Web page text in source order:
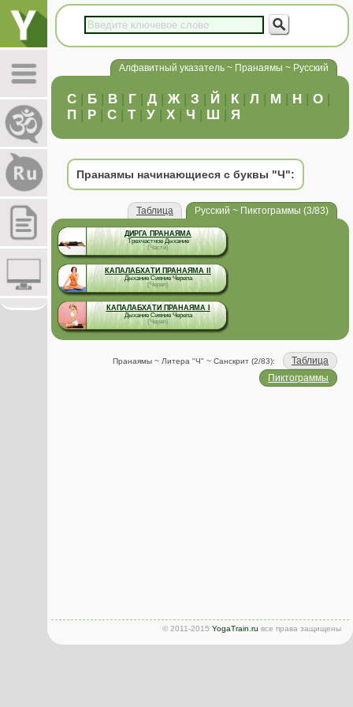
Алфавитный указатель ~ Пранаямы ~ Русский
C | Б | В | Г | Д | Ж| З | Й | К | Л | М | Н | О |
П | Р | С | Т| У | Х | Ч | Ш | Я
Пранаямы начинающиеся с буквы "Ч":
Таблица Русский ~ Пиктограммы (3/83)
ДИРГА ПРАНАЯМА
Трехчастное Дыхание
(Части)
КАПАЛАБХАТИ ПРАНАЯМА II
Дыхание Сияние Черепа
(Череп)
КАПАЛАБХАТИ ПРАНАЯМА I
Дыхание Сияние Черепа
(Череп)
Пранаямы ~ Литера "Ч" ~ Санскрит (2/83):
Таблица
Пиктограммы
© 2011-2015 YogaTrain.ru все права защищены